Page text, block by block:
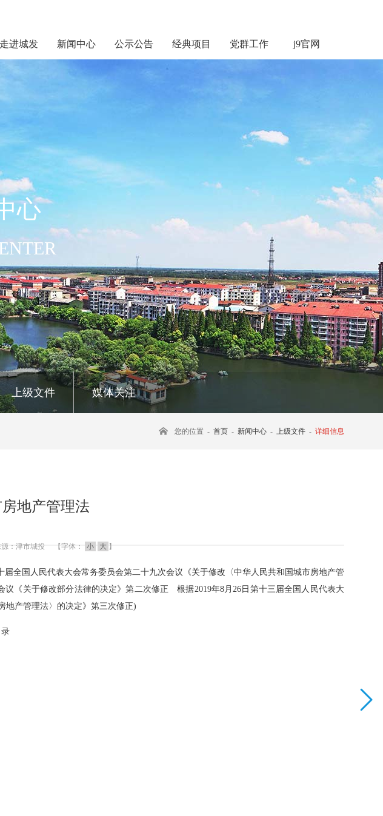
走进城发 新闻中心 公示公告 经典项目 党群工作 j9官网
心
上级文件 媒体关注
您的位置 - 首页 - 新闻中心 - 上级文件 - 详细信息
地产管理法
：津市城投 【字体： 小 大 】
全国人民代表大会常务委员会第二十九次会议《关于修改〈中华人民共和国城市房地产管
《关于修改部分法律的决定》第二次修正 根据2019年8月26日第十三届全国人民代表大
地产管理法〉的决定》第三次修正)